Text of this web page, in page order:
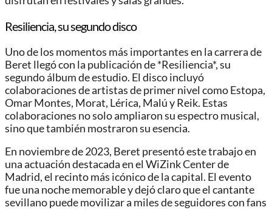
Resiliencia, su segundo disco
Uno de los momentos más importantes en la carrera de
Beret llegó con la publicación de *Resiliencia*, su
segundo álbum de estudio. El disco incluyó
colaboraciones de artistas de primer nivel como Estopa,
Omar Montes, Morat, Lérica, Malú y Reik. Estas
colaboraciones no solo ampliaron su espectro musical,
sino que también mostraron su esencia.
En noviembre de 2023, Beret presentó este trabajo en
una actuación destacada en el WiZink Center de
Madrid, el recinto más icónico de la capital. El evento
fue una noche memorable y dejó claro que el cantante
sevillano puede movilizar a miles de seguidores con fans